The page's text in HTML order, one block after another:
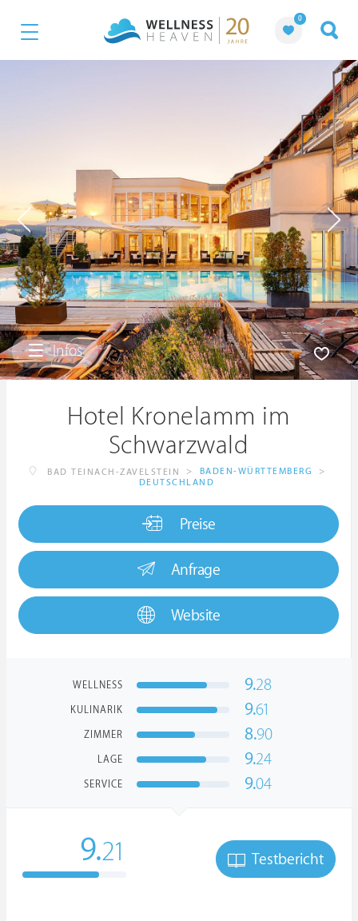
0
Infos
Hotel Kronelamm im
Schwarzwald
BAD TEINACH-ZAVELSTEIN > BADEN-WÜRTTEMBERG
>
DEUTSCHLAND
Preise
Anfrage
Website
WELLNESS 9.28
KULINARIK 9.61
ZIMMER 8.90
LAGE 9.24
SERVICE 9.04
9.21 Testbericht